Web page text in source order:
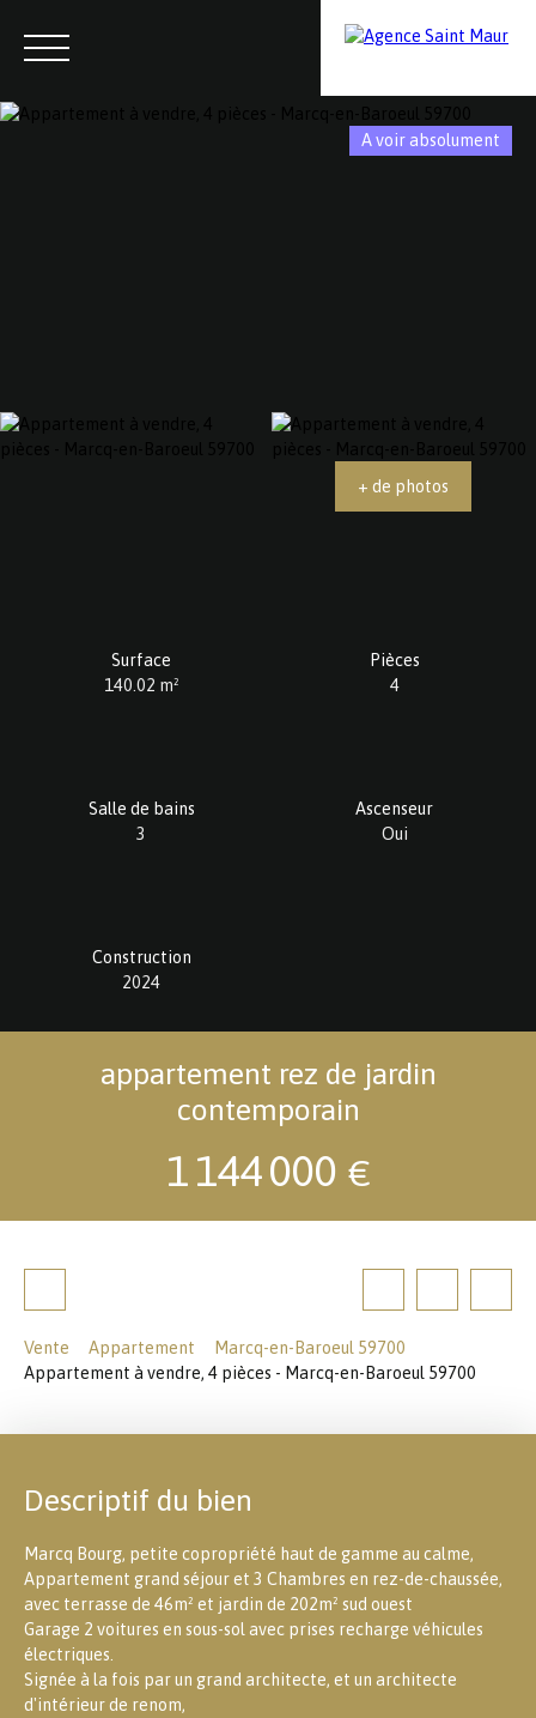
A voir absolument
+ de photos
Surface
140.02 m²
Pièces
4
Salle de bains
3
Ascenseur
Oui
Construction
2024
appartement rez de jardin
contemporain
1 144 000 €
Vente Appartement
Marcq-en-Baroeul 59700
Appartement à vendre, 4 pièces - Marcq-en-Baroeul 59700
Descriptif du bien
Marcq Bourg, petite copropriété haut de gamme au calme,
Appartement grand séjour et 3 Chambres en rez-de-chaussée,
avec terrasse de 46m² et jardin de 202m² sud ouest
Garage 2 voitures en sous-sol avec prises recharge véhicules
électriques.
Signée à la fois par un grand architecte, et un architecte
d'intérieur de renom,